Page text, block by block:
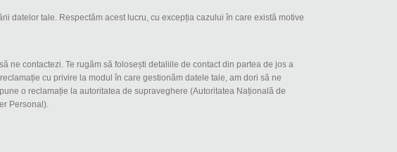
datelor tale. Respectăm acest lucru, cu excepția cazului în care există motive
ne contactezi. Te rugăm să folosești detaliile de contact din partea de jos a
cu privire la modul în care gestionăm datele tale, am dori să ne
o reclamație la autoritatea de supraveghere (Autoritatea Națională de
Personal).